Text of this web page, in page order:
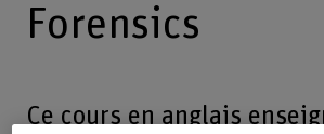
Forensics
Ce cours en anglais